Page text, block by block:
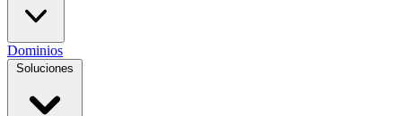
Dominios
Soluciones